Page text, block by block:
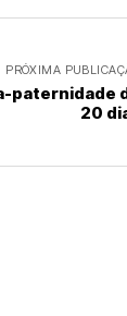
PRÓXIMA
paternidade
20